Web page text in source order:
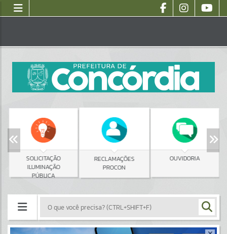
SOLICITAÇÃO
ILUMINAÇÃO
PÚBLICA
RECLAMAÇÕES
PROCON
OUVIDORIA